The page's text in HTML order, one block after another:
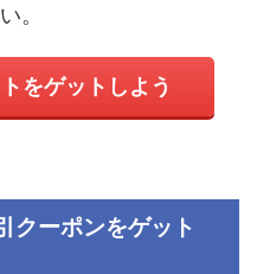
。
をゲットしよう
クーポンをゲット